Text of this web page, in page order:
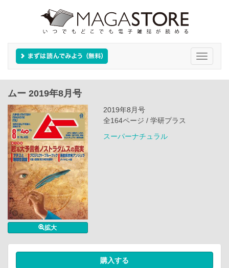
Toggle
ムー 2019年8月号
拡大
2019年8月号
全164ページ / 学研プラス
スーパーナチュラル
購入する